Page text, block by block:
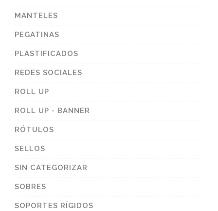
MANTELES
PEGATINAS
PLASTIFICADOS
REDES SOCIALES
ROLL UP
ROLL UP - BANNER
RÓTULOS
SELLOS
SIN CATEGORIZAR
SOBRES
SOPORTES RÍGIDOS